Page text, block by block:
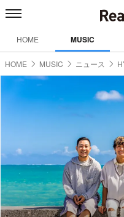
HOME MUSIC
HOME MUSIC ニュース